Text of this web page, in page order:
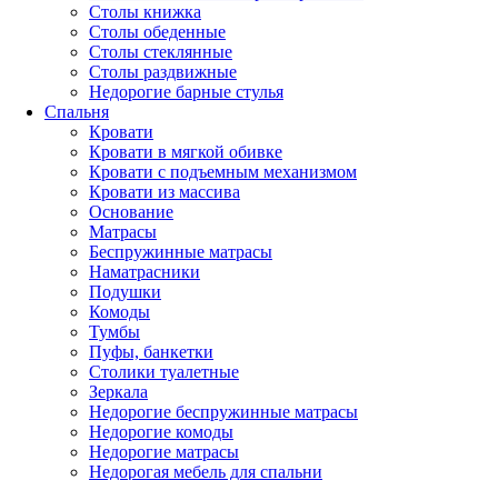
Столы книжка
Столы обеденные
Столы стеклянные
Столы раздвижные
Недорогие барные стулья
Спальня
Кровати
Кровати в мягкой обивке
Кровати с подъемным механизмом
Кровати из массива
Основание
Матрасы
Беспружинные матрасы
Наматрасники
Подушки
Комоды
Тумбы
Пуфы, банкетки
Столики туалетные
Зеркала
Недорогие беспружинные матрасы
Недорогие комоды
Недорогие матрасы
Недорогая мебель для спальни